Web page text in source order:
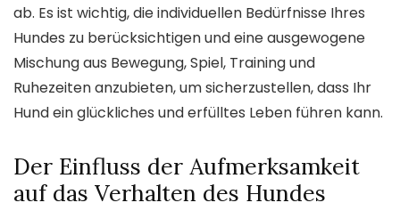
ab. Es ist wichtig, die individuellen Bedürfnisse Ihres
Hundes zu berücksichtigen und eine ausgewogene
Mischung aus Bewegung, Spiel, Training und
Ruhezeiten anzubieten, um sicherzustellen, dass Ihr
Hund ein glückliches und erfülltes Leben führen kann.
Der Einfluss der Aufmerksamkeit
auf das Verhalten des Hundes